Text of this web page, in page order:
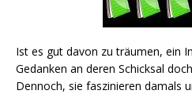
Ist es gut davon zu träumen, ein
Gedanken an deren Schicksal
Dennoch, sie faszinieren damals